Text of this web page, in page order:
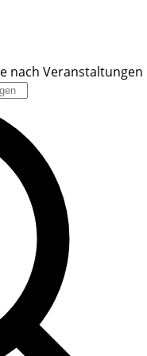
nach Veranstaltungen